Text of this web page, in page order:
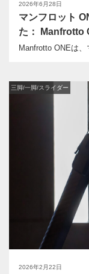
2026年6月28日
マンフロット
た： Manfrotto
Manfrotto ONEは、
2026年2月22日
三脚/一脚/スライダー